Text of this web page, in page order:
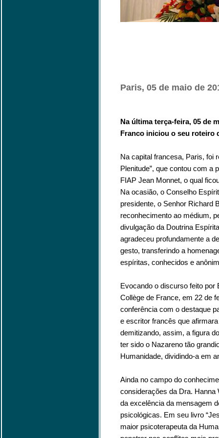
Paris, 05 de maio de
Na última terça-feira, 05 de
Franco iniciou o seu roteiro
Na capital francesa, Paris, foi
Plenitude”, que contou com a
FIAP Jean Monnet, o qual
Na ocasião, o Conselho
presidente, o Senhor Richard
reconhecimento ao médium,
divulgação da Doutrina
agradeceu profundamente a
gesto, transferindo a
espíritas, conhecidos e
Evocando o discurso feito por
Collège de France, em 22 de
conferência com o destaque
e escritor francês que
demitizando, assim, a figura
ter sido o Nazareno tão
Humanidade, dividindo-a em
Ainda no campo do
considerações da Dra. Hanna
da excelência da mensagem
psicológicas. Em seu livro
maior psicoterapeuta da